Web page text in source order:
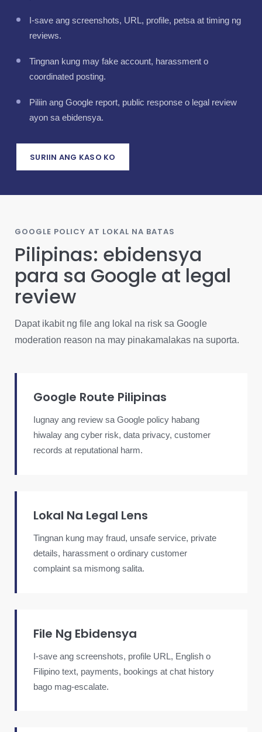
I-save ang screenshots, URL, profile, petsa at timing ng
reviews.
Tingnan kung may fake account, harassment o
coordinated posting.
Piliin ang Google report, public response o legal review
ayon sa ebidensya.
SURIIN ANG KASO KO
GOOGLE POLICY AT LOKAL NA BATAS
Pilipinas: ebidensya
para sa Google at legal
review
Dapat ikabit ng file ang lokal na risk sa Google
moderation reason na may pinakamalakas na suporta.
Google Route Pilipinas
Iugnay ang review sa Google policy habang
hiwalay ang cyber risk, data privacy, customer
records at reputational harm.
Lokal Na Legal Lens
Tingnan kung may fraud, unsafe service, private
details, harassment o ordinary customer
complaint sa mismong salita.
File Ng Ebidensya
I-save ang screenshots, profile URL, English o
Filipino text, payments, bookings at chat history
bago mag-escalate.